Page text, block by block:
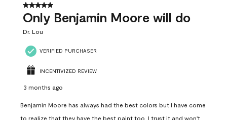
5 out of 5 stars.
Only Benjamin Moore will do
Dr. Lou
VERIFIED PURCHASER
INCENTIVIZED REVIEW
3 months ago
Benjamin Moore has always had the best colors but I have come
to realize that they have the best paint too. I trust it and won't